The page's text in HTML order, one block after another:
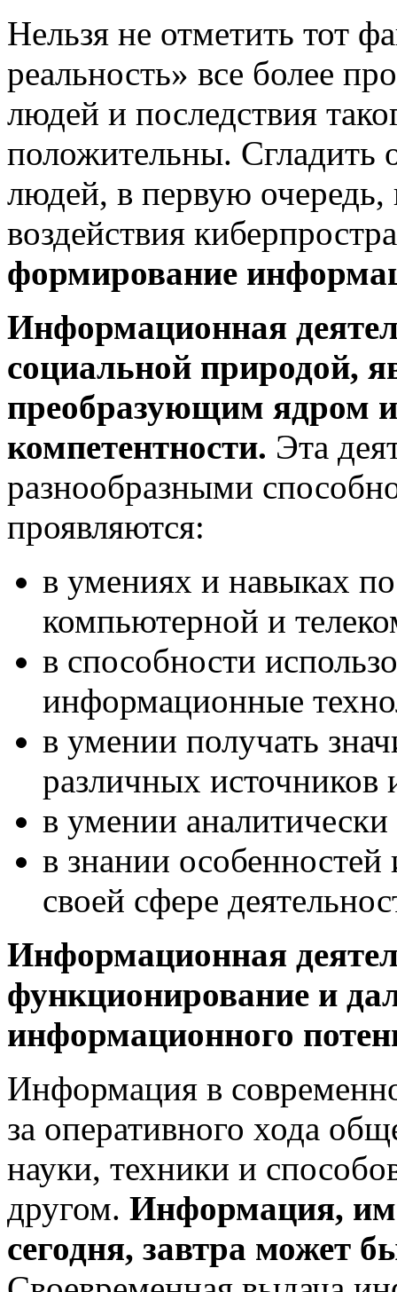
Нельзя не отметить тот
реальность» все более
людей и последствия
положительны. Сгладить
людей, в первую очередь,
воздействия
формирование
Информационная
социальной природой,
преобразующим ядром
компетентности. Эта
разнообразными
проявляются:
в умениях и навыках
компьютерной и
в способности
информационные
в умении получать
различных источников
в умении
в знании
своей сфере
Информационная
функционирование и
информационного
Информация в
за оперативного хода
науки, техники и
другом. Информация,
сегодня, завтра может